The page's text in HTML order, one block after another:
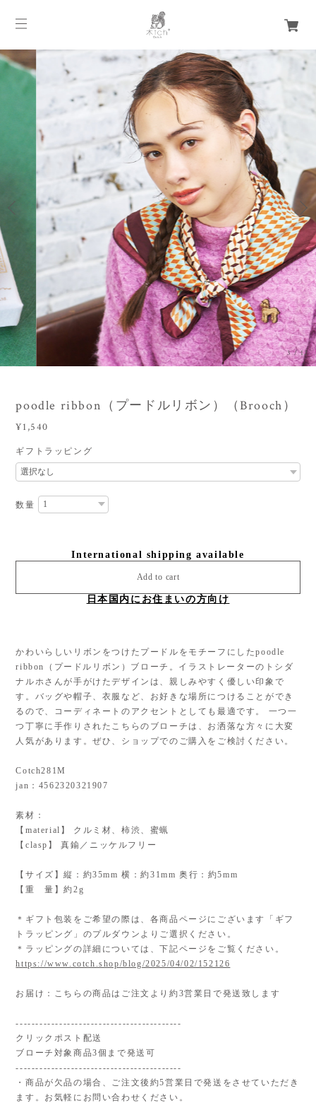
3/12
poodle ribbon（プードルリボン）（Brooch）
¥1,540
ギフトラッピング
数量
International shipping available
Add to cart
日本国内にお住まいの方向け
かわいらしいリボンをつけたプードルをモチーフにしたpoodle
ribbon（プードルリボン）ブローチ。イラストレーターのトシダ
ナルホさんが手がけたデザインは、親しみやすく優しい印象で
す。バッグや帽子、衣服など、お好きな場所につけることができ
るので、コーディネートのアクセントとしても最適です。 一つ一
つ丁寧に手作りされたこちらのブローチは、お洒落な方々に大変
人気があります。ぜひ、ショップでのご購入をご検討ください。
Cotch281M
jan：4562320321907
素材：
【material】 クルミ材、柿渋、蜜蝋
【clasp】 真鍮／ニッケルフリー
【サイズ】縦：約35mm 横：約31mm 奥行：約5mm
【重 量】約2g
＊ギフト包装をご希望の際は、各商品ページにございます「ギフ
トラッピング」のプルダウンよりご選択ください。
＊ラッピングの詳細については、下記ページをご覧ください。
https://www.cotch.shop/blog/2025/04/02/152126
お届け：こちらの商品はご注文より約3営業日で発送致します
------------------------------------------
クリックポスト配送
ブローチ対象商品3個まで発送可
------------------------------------------
・商品が欠品の場合、ご注文後約5営業日で発送をさせていただき
ます。お気軽にお問い合わせください。